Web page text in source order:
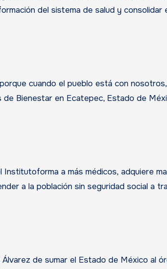
del sistema de salud y consolidar
cuando el pueblo está con
Bienestar en Ecatepec, Estado de
a más médicos, adquiere
a la población sin seguridad social a
de sumar el Estado de México al